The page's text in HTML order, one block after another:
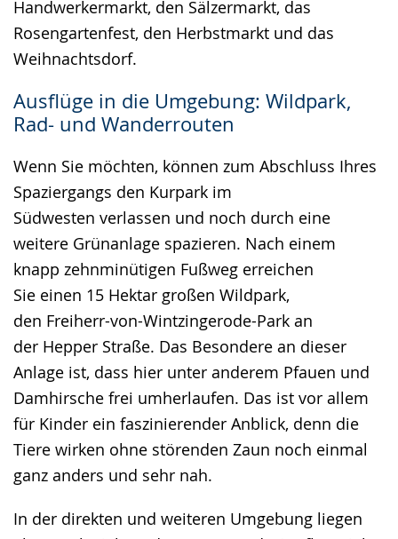
Handwerkermarkt, den Sälzermarkt, das
Rosengartenfest, den Herbstmarkt und das
Weihnachtsdorf.
Ausflüge in die Umgebung: Wildpark,
Rad- und Wanderrouten
Wenn Sie möchten, können zum Abschluss Ihres
Spaziergangs den Kurpark im
Südwesten verlassen und noch durch eine
weitere Grünanlage spazieren. Nach einem
knapp zehnminütigen Fußweg erreichen
Sie einen 15 Hektar großen Wildpark,
den Freiherr-von-Wintzingerode-Park an
der Hepper Straße. Das Besondere an dieser
Anlage ist, dass hier unter anderem Pfauen und
Damhirsche frei umherlaufen. Das ist vor allem
für Kinder ein faszinierender Anblick, denn die
Tiere wirken ohne störenden Zaun noch einmal
ganz anders und sehr nah.
In der direkten und weiteren Umgebung liegen